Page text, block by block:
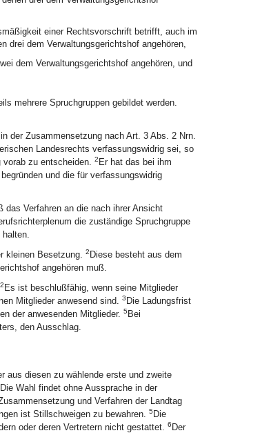
einer Rechtsvorschrift betrifft, auch im
drei dem Verwaltungsgerichtshof angehören,
dem Verwaltungsgerichtshof angehören, und
mehrere Spruchgruppen gebildet werden.
der Zusammensetzung nach Art. 3 Abs. 2 Nrn.
Landesrechts verfassungswidrig sei, so
vorab zu entscheiden. 2 Er hat das bei ihm
und die für verfassungswidrig
Verfahren an die nach ihrer Ansicht
die zuständige Spruchgruppe
halten.
kleinen Besetzung. 2 Diese besteht aus dem
angehören muß.
2 Es ist beschlußfähig, wenn seine Mitglieder
Mitglieder anwesend sind. 3 Die Ladungsfrist
der anwesenden Mitglieder. 5 Bei
den Ausschlag.
aus diesen zu wählende erste und zweite
Die Wahl findet ohne Aussprache in der
und Verfahren der Landtag
ist Stillschweigen zu bewahren. 5 Die
oder deren Vertretern nicht gestattet. 6 Der